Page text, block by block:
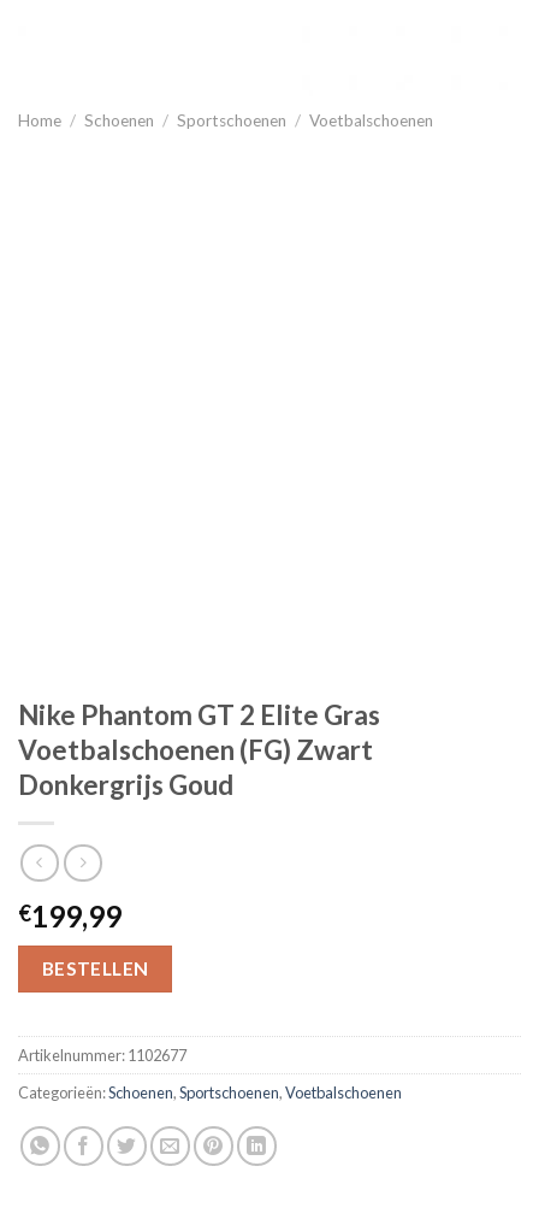
Home / Schoenen / Sportschoenen / Voetbalschoenen
Nike Phantom GT 2 Elite Gras
Voetbalschoenen (FG) Zwart
Donkergrijs Goud
€199,99
BESTELLEN
Artikelnummer:1102677
Categorieën:Schoenen,Sportschoenen,Voetbalschoenen